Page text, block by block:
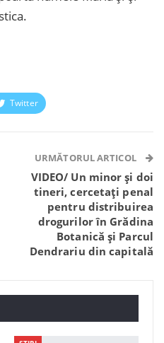
Twitter
Viber
URMĂTORUL ARTICOL
VIDEO/ Un minor și doi
tineri, cercetați penal
pentru distribuirea
drogurilor în Grădina
Botanică și Parcul
Dendrariu din capitală